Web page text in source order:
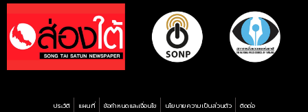
ประวัติ แผนที่ ข้อกำหนดและเงื่อนไข นโยบายความเป็นส่วนตัว ติดต่อ